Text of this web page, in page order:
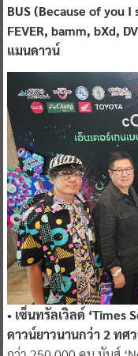
BUS (Because of you I
FEVER, bamm, bXd,
แมนดาวน์
• เซ็นทรัลเวิลด์ ‘Times
ดาวน์ยาวนานกว่า 2 ทศ